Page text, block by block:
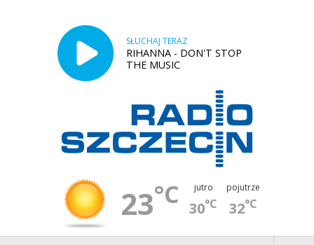
SŁUCHAJ TERAZ
RIHANNA - DON'T STOP
THE MUSIC
23°C jutro
30°C
pojutrze
32°C